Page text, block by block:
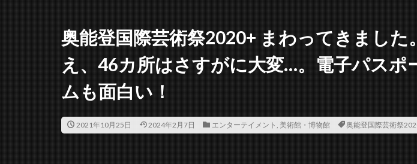
奥能登国際芸術祭2020+ まわってきました
え、46カ所はさすがに大変…。電子パスポ
ムも面白い！
2021年10月25日 2024年2月7日 エンターテイメント , 美術館・博物館 奥能登国際芸術祭